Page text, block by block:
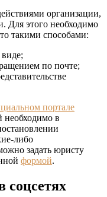
организации,
Для этого необходимо
такими способами:
по почте;
портале
необходимо в
либо
задать юристу
формой.
соцсетях